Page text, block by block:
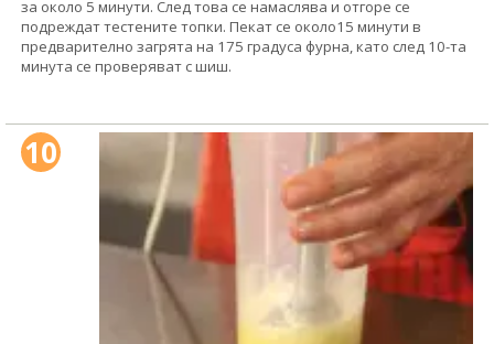
за около 5 минути. След това се намаслява и отгоре се
подреждат тестените топки. Пекат се около15 минути в
предварително загрята на 175 градуса фурна, като след 10-та
минута се проверяват с шиш.
10